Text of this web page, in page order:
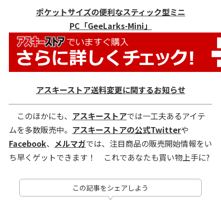
ポケットサイズの便利なスティック型ミニ
PC「GeeLarks-Mini」
アスキーストア送料変更に関するお知らせ
このほかにも、 アスキーストアでは一工夫あるアイテ
ムを多数販売中。 アスキーストアの公式Twitterや
Facebook、 メルマガでは、注目商品の販売開始情報をい
ち早くゲットできます！ これであなたも買い物上手に?
この記事をシェアしよう